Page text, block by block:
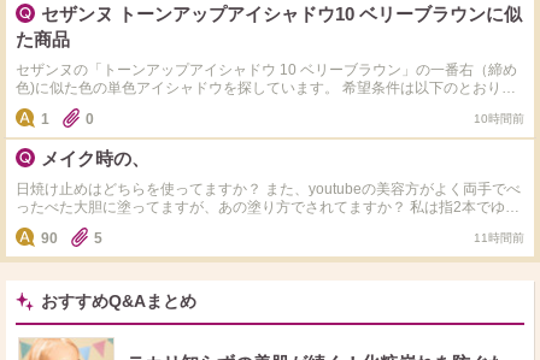
セザンヌ トーンアップアイシャドウ10 ベリーブラウンに似
た商品
セザンヌの「トーンアップアイシャドウ 10 ベリーブラウン」の一番右（締め
色)に似た色の単色アイシャドウを探しています。 希望条件は以下のとおりで
す。 ・1,000円以下 ・色味ができるだけ似ている ・大粒ラメではなく、小さ
なラメや繊細なパール感がある 「これはかなり似ている」「実際に代用して
いる」という商品があれば、メーカー名・商品名・色番も教えていただけると
嬉しいです。 よろしくお願いします。
1 0 10時間前
メイク時の、
日焼け止めはどちらを使ってますか？ また、youtubeの美容方がよく両手でべ
ったべた大胆に塗ってますが、あの塗り方でされてますか？ 私は指2本でゆっ
くり丁寧に塗ってます。
90 5 11時間前
おすすめQ&Aまとめ